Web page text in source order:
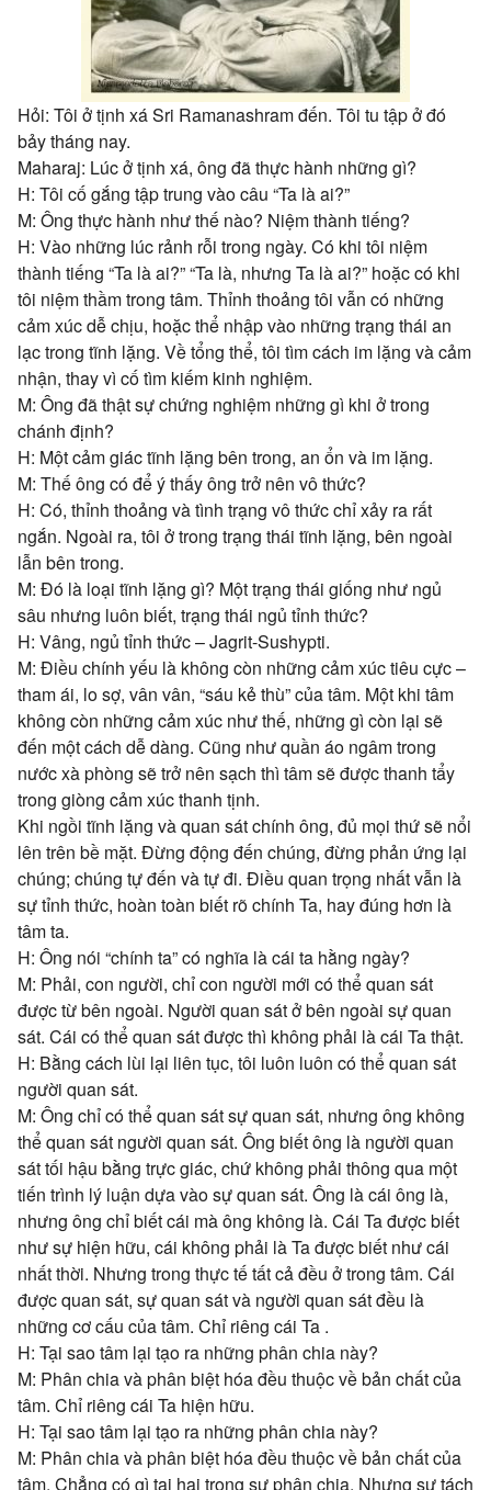
Hỏi: Tôi ở tịnh xá Sri Ramanashram đến. Tôi tu tập ở đó
bảy tháng nay.
Maharaj: Lúc ở tịnh xá, ông đã thực hành những gì?
H: Tôi cố gắng tập trung vào câu “Ta là ai?”
M: Ông thực hành như thế nào? Niệm thành tiếng?
H: Vào những lúc rảnh rỗi trong ngày. Có khi tôi niệm
thành tiếng “Ta là ai?” “Ta là, nhưng Ta là ai?” hoặc có khi
tôi niệm thầm trong tâm. Thỉnh thoảng tôi vẫn có những
cảm xúc dễ chịu, hoặc thể nhập vào những trạng thái an
lạc trong tĩnh lặng. Về tổng thể, tôi tìm cách im lặng và cảm
nhận, thay vì cố tìm kiếm kinh nghiệm.
M: Ông đã thật sự chứng nghiệm những gì khi ở trong
chánh định?
H: Một cảm giác tĩnh lặng bên trong, an ổn và im lặng.
M: Thế ông có để ý thấy ông trở nên vô thức?
H: Có, thỉnh thoảng và tình trạng vô thức chỉ xảy ra rất
ngắn. Ngoài ra, tôi ở trong trạng thái tĩnh lặng, bên ngoài
lẫn bên trong.
M: Đó là loại tĩnh lặng gì? Một trạng thái giống như ngủ
sâu nhưng luôn biết, trạng thái ngủ tỉnh thức?
H: Vâng, ngủ tỉnh thức – Jagrit-Sushypti.
M: Điều chính yếu là không còn những cảm xúc tiêu cực –
tham ái, lo sợ, vân vân, “sáu kẻ thù” của tâm. Một khi tâm
không còn những cảm xúc như thế, những gì còn lại sẽ
đến một cách dễ dàng. Cũng như quần áo ngâm trong
nước xà phòng sẽ trở nên sạch thì tâm sẽ được thanh tẩy
trong giòng cảm xúc thanh tịnh.
Khi ngồi tĩnh lặng và quan sát chính ông, đủ mọi thứ sẽ nổi
lên trên bề mặt. Đừng động đến chúng, đừng phản ứng lại
chúng; chúng tự đến và tự đi. Điều quan trọng nhất vẫn là
sự tỉnh thức, hoàn toàn biết rõ chính Ta, hay đúng hơn là
tâm ta.
H: Ông nói “chính ta” có nghĩa là cái ta hằng ngày?
M: Phải, con người, chỉ con người mới có thể quan sát
được từ bên ngoài. Người quan sát ở bên ngoài sự quan
sát. Cái có thể quan sát được thì không phải là cái Ta thật.
H: Bằng cách lùi lại liên tục, tôi luôn luôn có thể quan sát
người quan sát.
M: Ông chỉ có thể quan sát sự quan sát, nhưng ông không
thể quan sát người quan sát. Ông biết ông là người quan
sát tối hậu bằng trực giác, chứ không phải thông qua một
tiến trình lý luận dựa vào sự quan sát. Ông là cái ông là,
nhưng ông chỉ biết cái mà ông không là. Cái Ta được biết
như sự hiện hữu, cái không phải là Ta được biết như cái
nhất thời. Nhưng trong thực tế tất cả đều ở trong tâm. Cái
được quan sát, sự quan sát và người quan sát đều là
những cơ cấu của tâm. Chỉ riêng cái Ta .
H: Tại sao tâm lại tạo ra những phân chia này?
M: Phân chia và phân biệt hóa đều thuộc về bản chất của
tâm. Chỉ riêng cái Ta hiện hữu.
H: Tại sao tâm lại tạo ra những phân chia này?
M: Phân chia và phân biệt hóa đều thuộc về bản chất của
tâm. Chẳng có gì tai hại trong sự phân chia. Nhưng sự tách